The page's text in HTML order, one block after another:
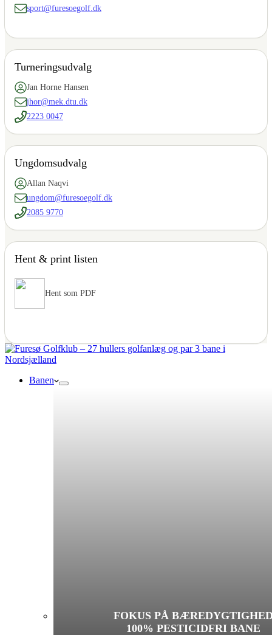
sport@furesoegolf.dk
Turneringsudvalg
Jan Horne Hansen
jhor@mek.dtu.dk
2223 0047
Ungdomsudvalg
Allan Naqvi
ungdom@furesoegolf.dk
2085 9770
Hent & print listen
Hent som PDF
Banen
FOKUS PÅ
100% PESTICIDFRI BANE